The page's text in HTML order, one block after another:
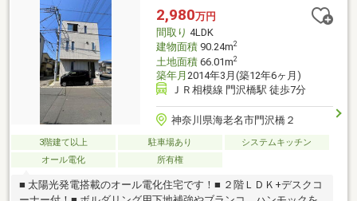
【夢に人に住まいに本気です！】お客様のお問合せをお待ちして
おります☆
2,980万円
間取り 4LDK
建物面積90.24m2
土地面積66.01m2
築年月 2014年3月(築12年6ヶ月)
ＪＲ相模線 門沢橋駅 徒歩7分
神奈川県海老名市門沢橋２
3階建て以上 駐車場あり
システムキッチン
オール電化
所有権
■ 太陽光発電搭載のオール電化住宅です！■ ２階ＬＤＫ+デスクコ